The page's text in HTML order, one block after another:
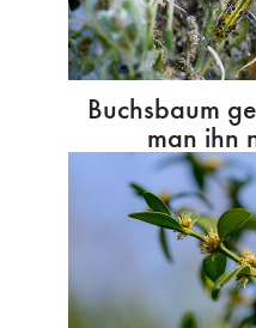
Buchsbaum
man ihn